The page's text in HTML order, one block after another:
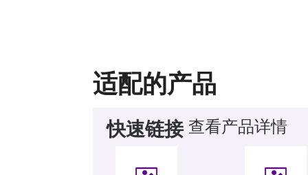
适配的产品
快速链接 查看产品详情